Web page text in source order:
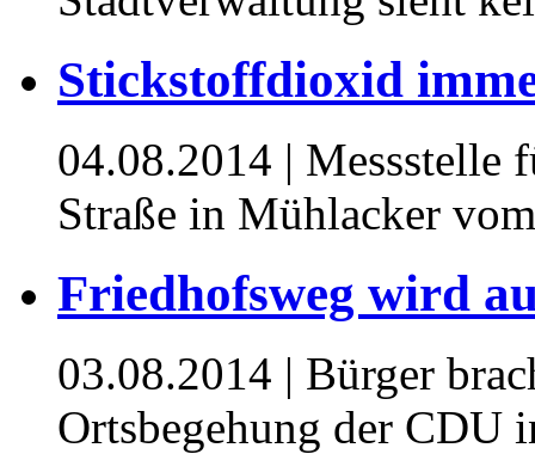
Stickstoffdioxid
04.08.2014 | Messstelle
Straße in Mühlacker
Friedhofsweg wird
03.08.2014 | Bürger
Ortsbegehung der CDU